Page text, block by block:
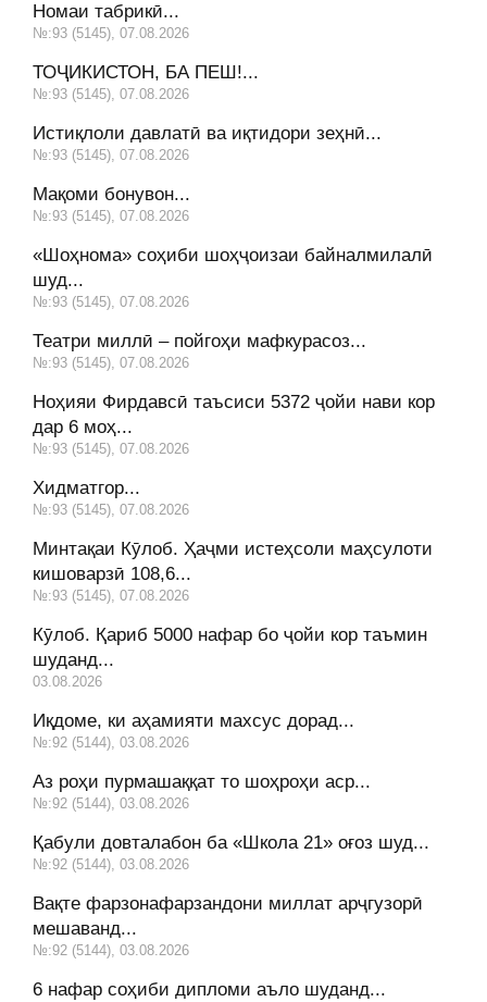
Номаи табрикӣ...
№:93 (5145), 07.08.2026
ТОҶИКИСТОН, БА ПЕШ!...
№:93 (5145), 07.08.2026
Истиқлоли давлатӣ ва иқтидори зеҳнӣ...
№:93 (5145), 07.08.2026
Мақоми бонувон...
№:93 (5145), 07.08.2026
«Шоҳнома» соҳиби шоҳҷоизаи байналмилалӣ
шуд...
№:93 (5145), 07.08.2026
Театри миллӣ – пойгоҳи мафкурасоз...
№:93 (5145), 07.08.2026
Ноҳияи Фирдавсӣ таъсиси 5372 ҷойи нави кор
дар 6 моҳ...
№:93 (5145), 07.08.2026
Хидматгор...
№:93 (5145), 07.08.2026
Минтақаи Кӯлоб. Ҳаҷми истеҳсоли маҳсулоти
кишоварзӣ 108,6...
№:93 (5145), 07.08.2026
Кӯлоб. Қариб 5000 нафар бо ҷойи кор таъмин
шуданд...
03.08.2026
Иқдоме, ки аҳамияти махсус дорад...
№:92 (5144), 03.08.2026
Аз роҳи пурмашаққат то шоҳроҳи аср...
№:92 (5144), 03.08.2026
Қабули довталабон ба «Школа 21» оғоз шуд...
№:92 (5144), 03.08.2026
Вақте фарзонафарзандони миллат арҷгузорӣ
мешаванд...
№:92 (5144), 03.08.2026
6 нафар соҳиби дипломи аъло шуданд...